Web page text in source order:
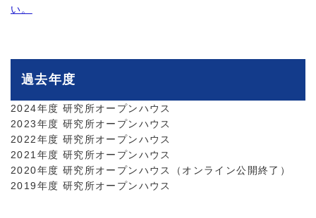
い。
過去年度
2024年度 研究所オープンハウス
2023年度 研究所オープンハウス
2022年度 研究所オープンハウス
2021年度 研究所オープンハウス
2020年度 研究所オープンハウス（オンライン公開終了）
2019年度 研究所オープンハウス